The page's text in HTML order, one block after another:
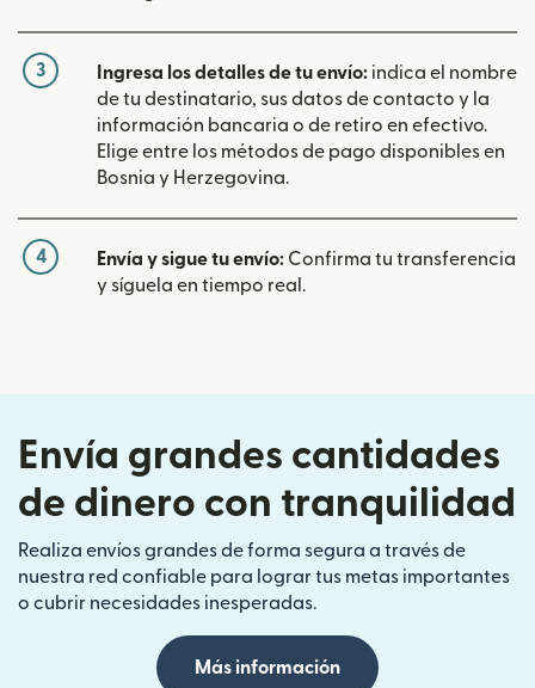
3 Ingresa los detalles de tu envío: indica el nombre
de tu destinatario, sus datos de contacto y la
información bancaria o de retiro en efectivo.
Elige entre los métodos de pago disponibles en
Bosnia y Herzegovina.
4 Envía y sigue tu envío: Confirma tu transferencia
y síguela en tiempo real.
Envía grandes cantidades
de dinero con tranquilidad
Realiza envíos grandes de forma segura a través de
nuestra red confiable para lograr tus metas importantes
o cubrir necesidades inesperadas.
Más información